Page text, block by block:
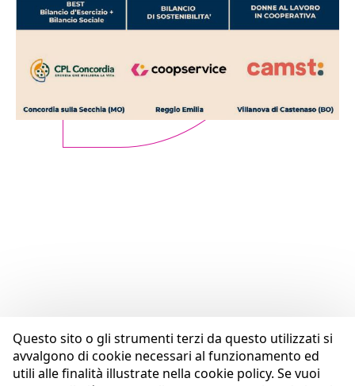
Questo sito o gli strumenti terzi da questo utilizzati si
avvalgono di cookie necessari al funzionamento ed
utili alle finalità illustrate nella cookie policy. Se vuoi